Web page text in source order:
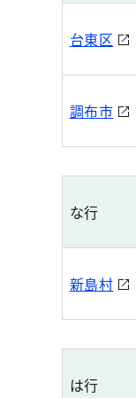
台東区
調布市
な行
新島村
は行